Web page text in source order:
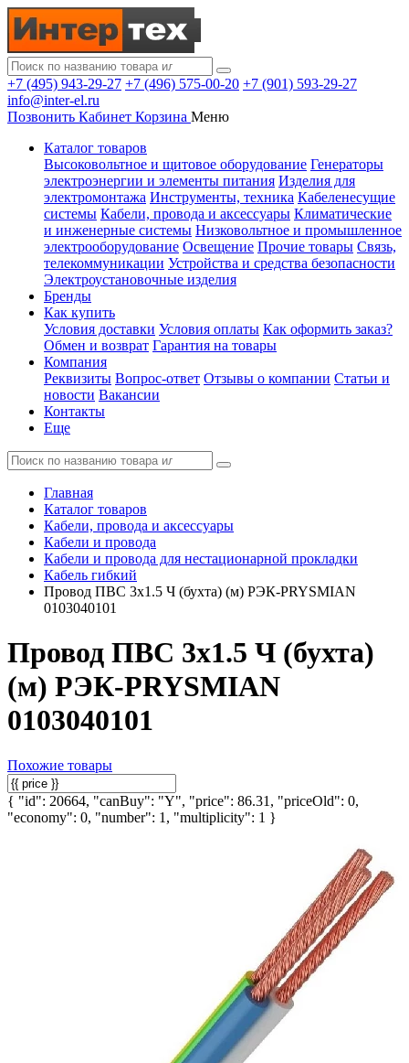
+7 (495) 943-29-27 +7 (496) 575-00-20 +7 (901) 593-29-27
info@inter-el.ru
Позвонить Кабинет Корзина Меню
Каталог товаров
Высоковольтное и щитовое оборудование Генераторы
электроэнергии и элементы питания Изделия для
электромонтажа Инструменты, техника Кабеленесущие
системы Кабели, провода и аксессуары Климатические
и инженерные системы Низковольтное и промышленное
электрооборудование Освещение Прочие товары Связь,
телекоммуникации Устройства и средства безопасности
Электроустановочные изделия
Бренды
Как купить
Условия доставки Условия оплаты Как оформить заказ?
Обмен и возврат Гарантия на товары
Компания
Реквизиты Вопрос-ответ Отзывы о компании Статьи и
новости Вакансии
Контакты
Еще
Главная
Каталог товаров
Кабели, провода и аксессуары
Кабели и провода
Кабели и провода для нестационарной прокладки
Кабель гибкий
Провод ПВС 3х1.5 Ч (бухта) (м) РЭК-PRYSMIAN
0103040101
Провод ПВС 3х1.5 Ч (бухта)
(м) РЭК-PRYSMIAN
0103040101
Похожие товары
{ "id": 20664, "canBuy": "Y", "price": 86.31, "priceOld": 0,
"economy": 0, "number": 1, "multiplicity": 1 }